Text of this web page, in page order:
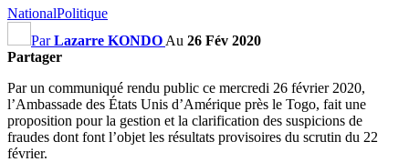
NationalPolitique
ParLazarre KONDO Au 26 Fév 2020
Partager
Par un communiqué rendu public ce mercredi 26 février 2020,
l’Ambassade des États Unis d’Amérique près le Togo, fait une
proposition pour la gestion et la clarification des suspicions de
fraudes dont font l’objet les résultats provisoires du scrutin du 22
février.